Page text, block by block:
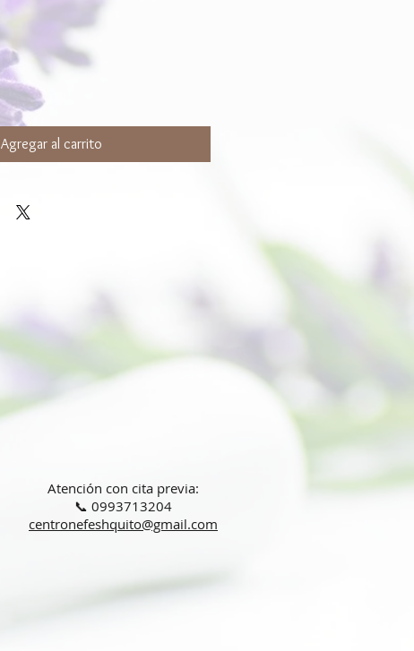
Agregar al carrito
Atención con cita previa:
📞 0993713204
centronefeshquito@gmail.com